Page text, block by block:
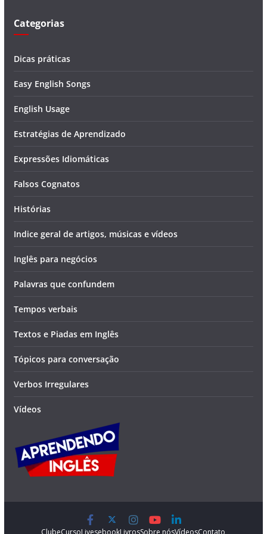
Categorias
Dicas práticas
Easy English Songs
English Usage
Estratégias de Aprendizado
Expressões Idiomáticas
Falsos Cognatos
Histórias
Indice geral de artigos, músicas e vídeos
Inglês para negócios
Palavras que confundem
Tempos verbais
Textos e Piadas em Inglês
Tópicos para conversação
Verbos Irregulares
Vídeos